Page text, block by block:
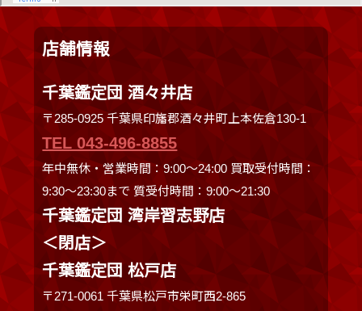
店舗情報
千葉鑑定団 酒々井店
〒285-0925 千葉県印旛郡酒々井町上本佐倉130-1
TEL 043-496-8855
年中無休・営業時間：9:00～24:00 買取受付時間：
9:30〜23:30まで 質受付時間：9:00～21:30
千葉鑑定団 湾岸習志野店
＜閉店＞
千葉鑑定団 松戸店
〒271-0061 千葉県松戸市栄町西2-865